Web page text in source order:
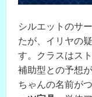
シルエットのサ
たが、イリヤの
す。クラスはス
補助型との予想
ちゃんの名前が